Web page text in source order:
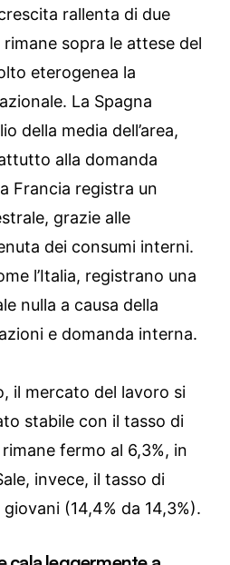
rallenta di due
rimane sopra le attese del
eterogenea la
La Spagna
della media dell’area,
alla domanda
Francia registra un
grazie alle
dei consumi interni.
l’Italia, registrano una
nulla a causa della
e domanda interna.
il mercato del lavoro si
stabile con il tasso di
fermo al 6,3%, in
invece, il tasso di
(14,4% da 14,3%).